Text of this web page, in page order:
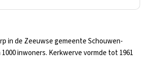
in de Zeeuwse gemeente Schouwen-
inwoners. Kerkwerve vormde tot 1961